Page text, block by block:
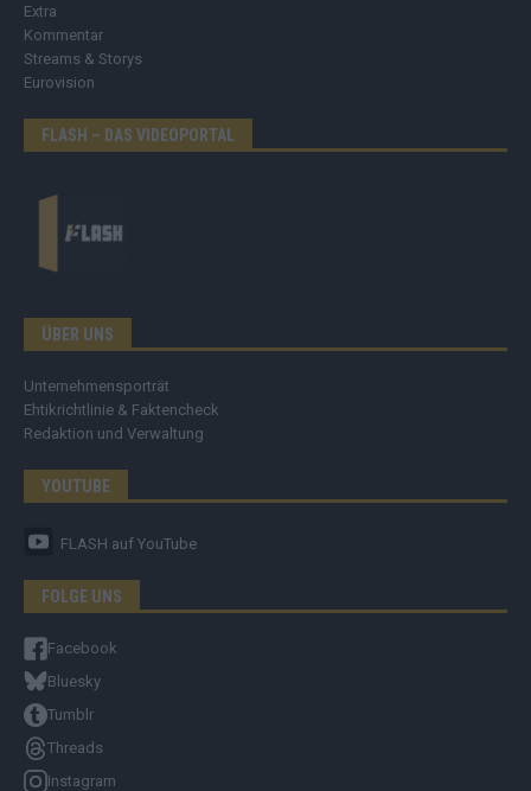
Extra
Kommentar
Streams & Storys
Eurovision
FLASH – DAS VIDEOPORTAL
ÜBER UNS
Unternehmensporträt
Ehtikrichtlinie & Faktencheck
Redaktion und Verwaltung
YOUTUBE
FLASH auf YouTube
FOLGE UNS
Facebook
Bluesky
Tumblr
Threads
Instagram